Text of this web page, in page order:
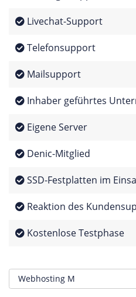
Livechat-Support
Telefonsupport
Mailsupport
Inhaber geführtes
Eigene Server
Denic-Mitglied
SSD-Festplatten im
Reaktion des
Kostenlose Testphase